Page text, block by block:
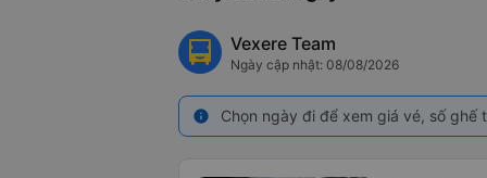
Vexere Team
Ngày cập nhật: 08/08/2026
info Chọn ngày đi để xem giá vé, số